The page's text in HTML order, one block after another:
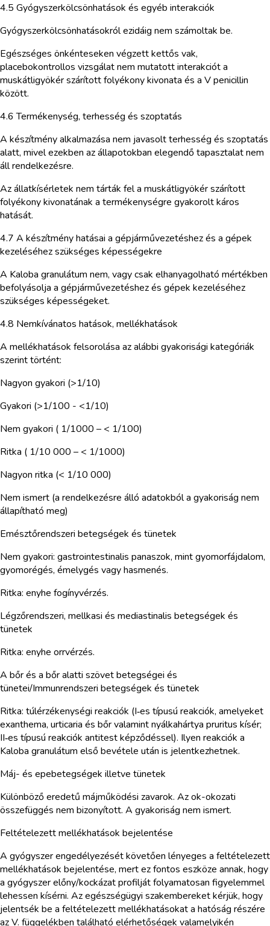
4.5 Gyógyszerkölcsönhatások és egyéb interakciók
Gyógyszerkölcsönhatásokról ezidáig nem számoltak be.
Egészséges önkénteseken végzett kettős vak,
placebokontrollos vizsgálat nem mutatott interakciót a
muskátligyökér szárított folyékony kivonata és a V penicillin
között.
4.6 Termékenység, terhesség és szoptatás
A készítmény alkalmazása nem javasolt terhesség és szoptatás
alatt, mivel ezekben az állapotokban elegendő tapasztalat nem
áll rendelkezésre.
Az állatkísérletek nem tárták fel a muskátligyökér szárított
folyékony kivonatának a termékenységre gyakorolt káros
hatását.
4.7 A készítmény hatásai a gépjárművezetéshez és a gépek
kezeléséhez szükséges képességekre
A Kaloba granulátum nem, vagy csak elhanyagolható mértékben
befolyásolja a gépjárművezetéshez és gépek kezeléséhez
szükséges képességeket.
4.8 Nemkívánatos hatások, mellékhatások
A mellékhatások felsorolása az alábbi gyakorisági kategóriák
szerint történt:
Nagyon gyakori (>1/10)
Gyakori (>1/100 - <1/10)
Nem gyakori ( 1/1000 – < 1/100)
Ritka ( 1/10 000 – < 1/1000)
Nagyon ritka (< 1/10 000)
Nem ismert (a rendelkezésre álló adatokból a gyakoriság nem
állapítható meg)
Emésztőrendszeri betegségek és tünetek
Nem gyakori: gastrointestinalis panaszok, mint gyomorfájdalom,
gyomorégés, émelygés vagy hasmenés.
Ritka: enyhe fogínyvérzés.
Légzőrendszeri, mellkasi és mediastinalis betegségek és
tünetek
Ritka: enyhe orrvérzés.
A bőr és a bőr alatti szövet betegségei és
tünetei/Immunrendszeri betegségek és tünetek
Ritka: túlérzékenységi reakciók (I‑es típusú reakciók, amelyeket
exanthema, urticaria és bőr valamint nyálkahártya pruritus kísér;
II‑es típusú reakciók antitest képződéssel). Ilyen reakciók a
Kaloba granulátum első bevétele után is jelentkezhetnek.
Máj- és epebetegségek illetve tünetek
Különböző eredetű májműködési zavarok. Az ok-okozati
összefüggés nem bizonyított. A gyakoriság nem ismert.
Feltételezett mellékhatások bejelentése
A gyógyszer engedélyezését követően lényeges a feltételezett
mellékhatások bejelentése, mert ez fontos eszköze annak, hogy
a gyógyszer előny/kockázat profilját folyamatosan figyelemmel
lehessen kísérni. Az egészségügyi szakembereket kérjük, hogy
jelentsék be a feltételezett mellékhatásokat a hatóság részére
az V. függelékben található elérhetőségek valamelyikén